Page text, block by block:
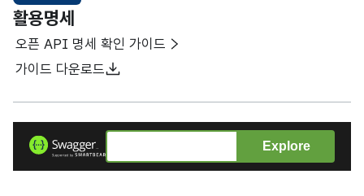
활용명세
오픈 API 명세 확인 가이드
가이드 다운로드
Explore